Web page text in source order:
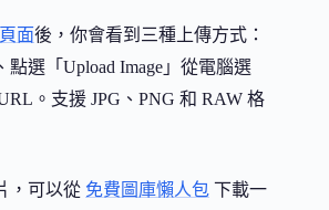
面後，你會看到三種上傳方式：
選「Upload Image」從電腦選
。支援 JPG、PNG 和 RAW 格
，可以從 免費圖庫懶人包 下載一